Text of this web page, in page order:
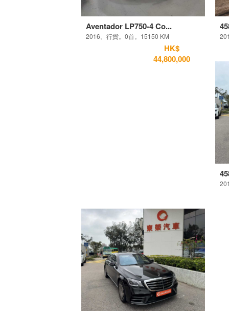
Aventador LP750-4 Co...
2016。行貨。0首。15150 KM
HK$
44,800,000